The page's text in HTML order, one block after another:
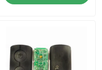
FSK433.92MHz chip